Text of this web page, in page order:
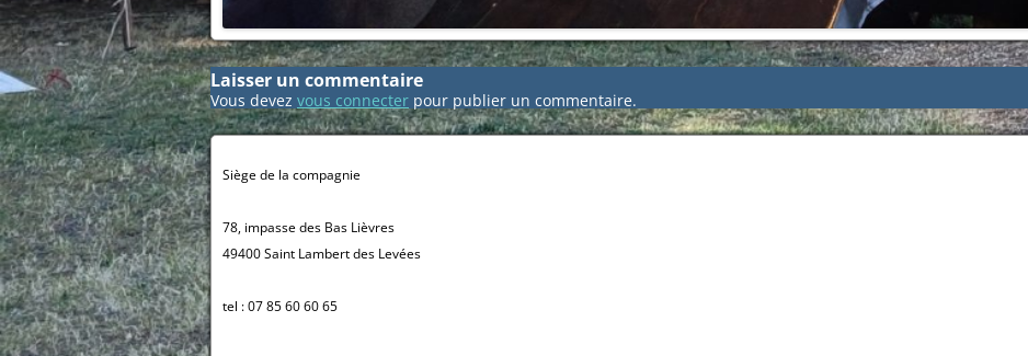
Laisser un commentaire
Vous devez vous connecter pour publier un commentaire.
Siège de la compagnie
78, impasse des Bas Lièvres
49400 Saint Lambert des Levées
tel : 07 85 60 60 65